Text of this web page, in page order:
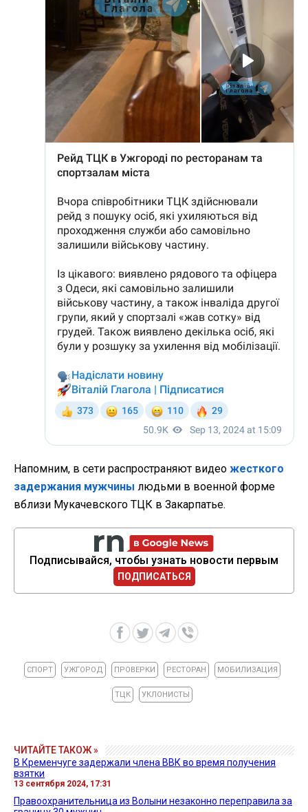
Напомним, в сети распространяют видео жесткого
задержания мужчины людьми в военной форме
вблизи Мукачевского ТЦК в Закарпатье.
Подписывайся, чтобы узнать новости первым
ПОДПИСАТЬСЯ
СПОРТ УЖГОРОД ПРОВЕРКИ РЕСТОРАН МОБИЛИЗАЦИЯ
ТЦК УКЛОНИСТЫ
ЧИТАЙТЕ ТАКОЖ »
В Кременчуге задержали члена ВВК во время получения
взятки
13 сентября 2024, 17:31
Правоохранительница из Волыни незаконно переправила за